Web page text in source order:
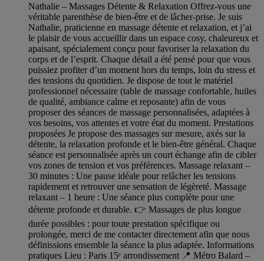
Nathalie – Massages Détente & Relaxation Offrez‑vous une
véritable parenthèse de bien‑être et de lâcher‑prise. Je suis
Nathalie, praticienne en massage détente et relaxation, et j’ai
le plaisir de vous accueillir dans un espace cosy, chaleureux et
apaisant, spécialement conçu pour favoriser la relaxation du
corps et de l’esprit. Chaque détail a été pensé pour que vous
puissiez profiter d’un moment hors du temps, loin du stress et
des tensions du quotidien. Je dispose de tout le matériel
professionnel nécessaire (table de massage confortable, huiles
de qualité, ambiance calme et reposante) afin de vous
proposer des séances de massage personnalisées, adaptées à
vos besoins, vos attentes et votre état du moment. Prestations
proposées Je propose des massages sur mesure, axés sur la
détente, la relaxation profonde et le bien‑être général. Chaque
séance est personnalisée après un court échange afin de cibler
vos zones de tension et vos préférences. Massage relaxant –
30 minutes : Une pause idéale pour relâcher les tensions
rapidement et retrouver une sensation de légèreté. Massage
relaxant – 1 heure : Une séance plus complète pour une
détente profonde et durable. 👉 Massages de plus longue
durée possibles : pour toute prestation spécifique ou
prolongée, merci de me contacter directement afin que nous
définissions ensemble la séance la plus adaptée. Informations
pratiques Lieu : Paris 15ᵉ arrondissement 📍 Métro Balard –